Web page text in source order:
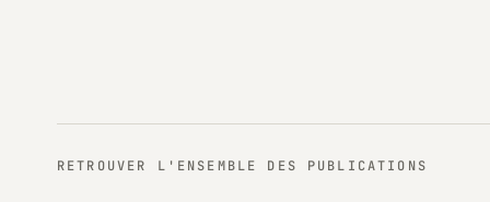
RETROUVER L'ENSEMBLE DES PUBLICATIONS